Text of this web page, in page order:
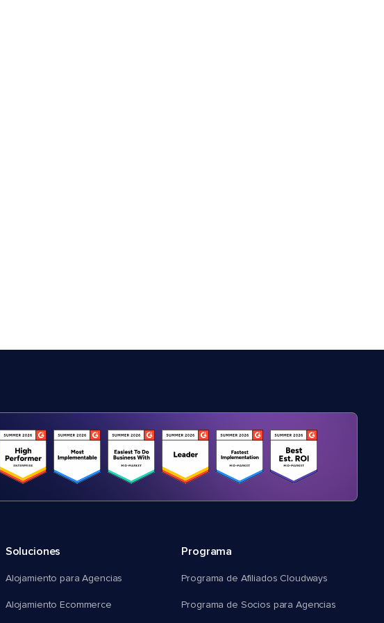
Soluciones
Alojamiento para Agencias
Alojamiento Ecommerce
Programa
Programa de Afiliados Cloudways
Programa de Socios para Agencias